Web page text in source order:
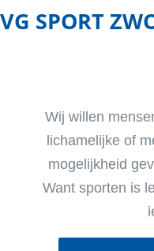
VG SPORT
Wij willen
lichamelijke of
mogelijkheid
Want sporten is